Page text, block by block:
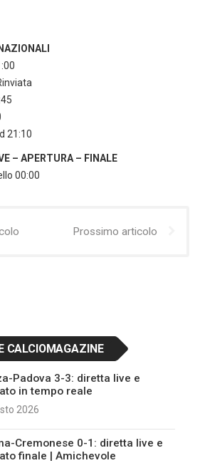
21:10
– APERTURA – FINALE
00:00
Prossimo articolo
CALCIOMAGAZINE
Padova 3-3: diretta live e
in tempo reale
2026
Cremonese 0-1: diretta live e
finale | Amichevole